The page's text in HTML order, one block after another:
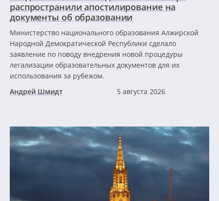
распространили апостилирование на
документы об образовании
Министерство национального образования Алжирской
Народной Демократической Республики сделало
заявление по поводу внедрения новой процедуры
легализации образовательных документов для их
использования за рубежом.
Андрей Шмидт
5 августа 2026